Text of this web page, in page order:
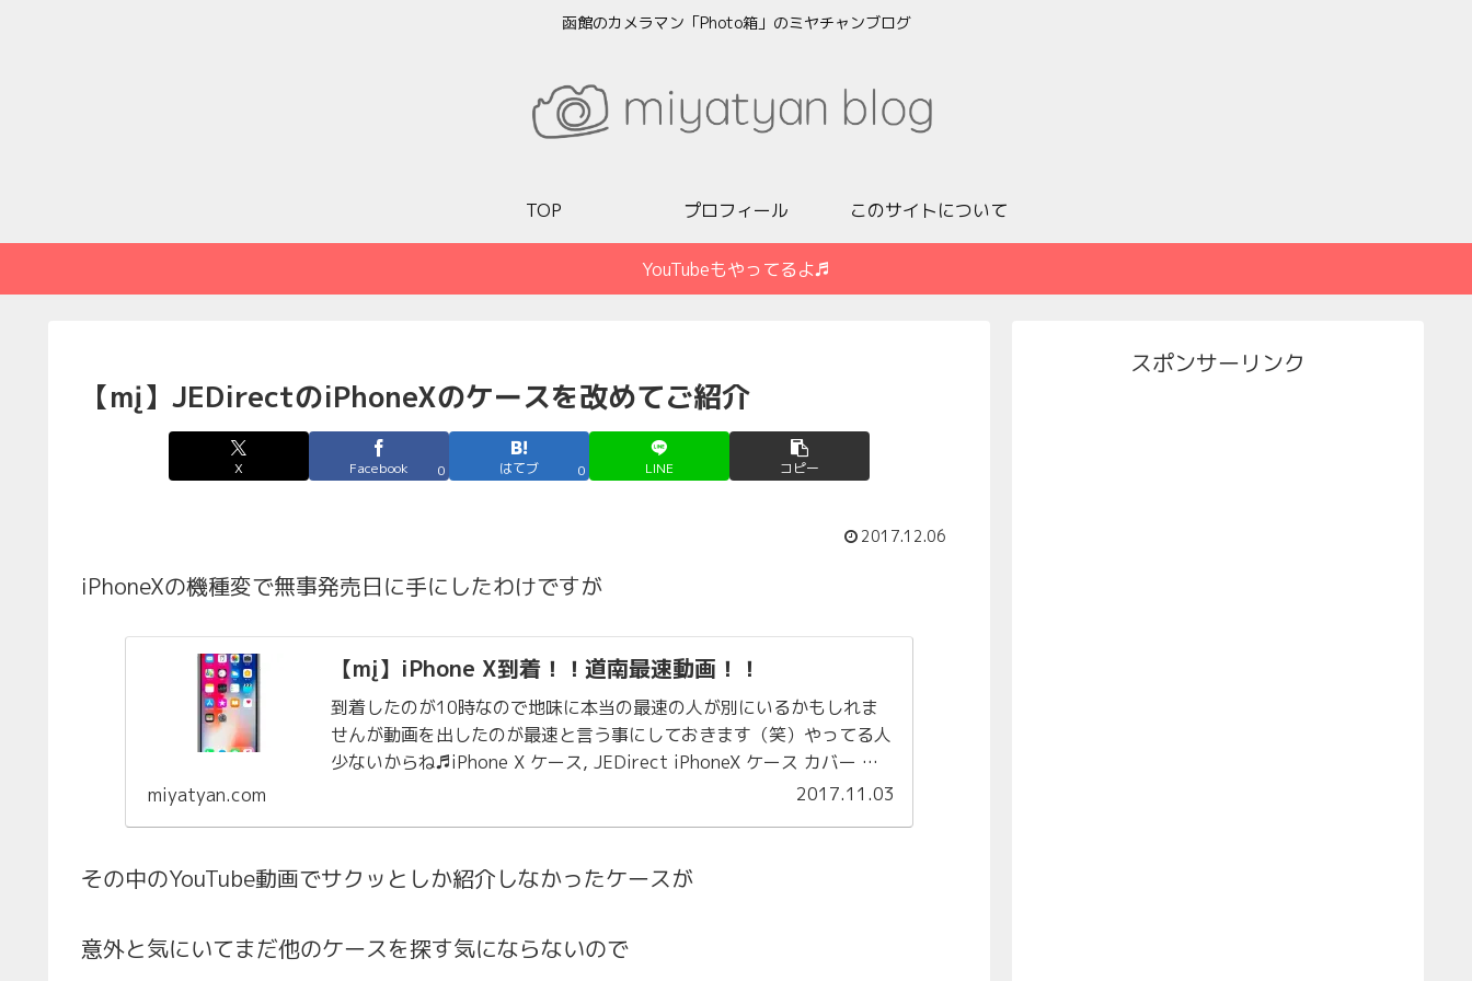
函館のカメラマン「Photo箱」のミヤチャンブログ
TOP プロフィール このサイトについて
YouTubeもやってるよ♬
【mį】JEDirectのiPhoneXのケースを改めてご紹介
X Facebook 0 はてブ 0 LINE コピー
2017.12.06
iPhoneXの機種変で無事発売日に手にしたわけですが
【mį】iPhone X到着！！道南最速動画！！
到着したのが10時なので地味に本当の最速の人が別にいるかもしれま
せんが動画を出したのが最速と言う事にしておきます（笑）やってる人
少ないからね♬iPhone X ケース, JEDirect iPhoneX ケース カバー 衝
miyatyan.com 2017.11.03
その中のYouTube動画でサクッとしか紹介しなかったケースが
意外と気にいてまだ他のケースを探す気にならないので
スポンサーリンク